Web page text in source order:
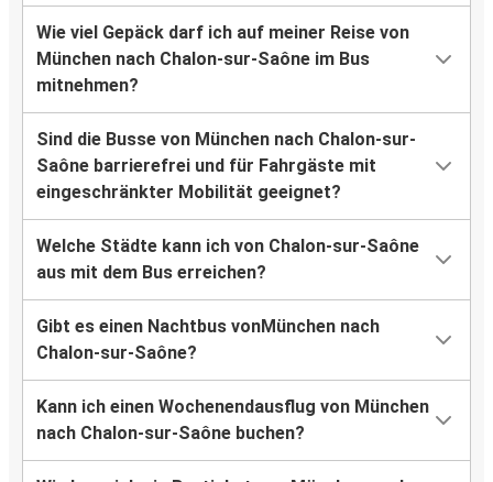
Wie viel Gepäck darf ich auf meiner Reise von
München nach Chalon-sur-Saône im Bus
mitnehmen?
Sind die Busse von München nach Chalon-sur-
Saône barrierefrei und für Fahrgäste mit
eingeschränkter Mobilität geeignet?
Welche Städte kann ich von Chalon-sur-Saône
aus mit dem Bus erreichen?
Gibt es einen Nachtbus vonMünchen nach
Chalon-sur-Saône?
Kann ich einen Wochenendausflug von München
nach Chalon-sur-Saône buchen?